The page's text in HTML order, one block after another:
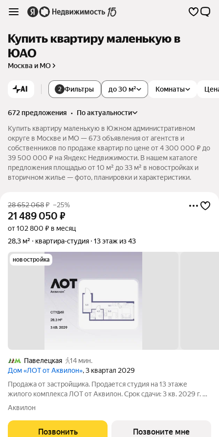
Купить квартиру маленькую в
ЮАО
Москва и МО
AI 2 Фильтры Комнаты
до 30 м²
672 предложения •
по актуальности
Купить квартиру маленькую в Южном административном
округе в Москве и МО — 673 объявления от агентств и
собственников по продаже квартир по цене от 4 300 000 ₽ до
39 500 000 ₽ на Яндекс Недвижимости. В нашем каталоге
предложения площадью от 10 м² до 33 м² в новостройках и
вторичном жилье — фото, планировки и характеристики.
28 652 068₽ –25%
21 489 050 ₽
от 102 800 ₽ в месяц
28,3 м²
квартира-студия 13 этаж из 43
новостройка
Павелецкая
14 мин.
Дом «ЛОТ от Аквилон», 3 квартал 2029
Продажа от застройщика. Продается студия на 13 этаже
жилого комплекса ЛОТ от Аквилон. Срок сдачи: 3 кв. 2029 г. О
ПРОЕКТЕ: Дом класса бизнес-плюс создан в концепции
трансформируется
Аквилон
Позвонить Позвоните мне